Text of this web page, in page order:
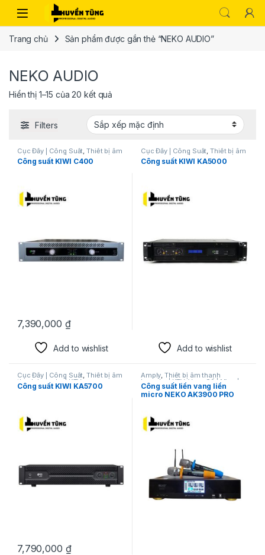
Trang chủ Sản phẩm được gắn thẻ “NEKO AUDIO”
NEKO AUDIO
Hiển thị 1–15 của 20 kết quả
Filters
Cục Đẩy | Công Suất ,Thiết bị âm
thanh karaoke | KTV
Công suất KIWI C400
7,390,000 ₫
Add to wishlist
Cục Đẩy | Công Suất ,Thiết bị âm
thanh karaoke | KTV
Công suất KIWI KA5000
Add to wishlist
Cục Đẩy | Công Suất,Thiết bị âm
thanh karaoke | KTV
Công suất KIWI KA5700
7,790,000 ₫
Amply,Thiết bị âm thanh
karaoke | KTV,Vang Số | Mixer|
Vang cơ
Công suất liền vang liền
micro NEKO AK3900 PRO